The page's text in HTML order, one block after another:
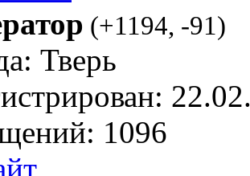
(+1194, -91)
Тверь
1096